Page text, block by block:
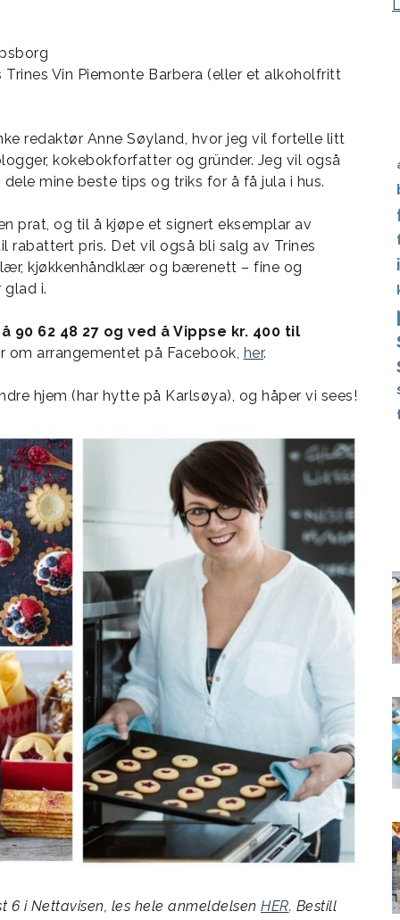
Vin Piemonte Barbera (eller et alkoholfritt
redaktør Anne Søyland, hvor jeg vil fortelle litt
kokebokforfatter og gründer. Jeg vil også
mine beste tips og triks for å få jula i hus.
prat, og til å kjøpe et signert eksemplar av
rabattert pris. Det vil også bli salg av Trines
kjøkkenhåndklær og bærenett – fine og
glad i.
62 48 27 og ved å Vippse kr. 400 til
om arrangementet på Facebook, her.
hjem (har hytte på Karlsøya), og håper vi sees!
6 i Nettavisen, les hele anmeldelsen HER. Bestill